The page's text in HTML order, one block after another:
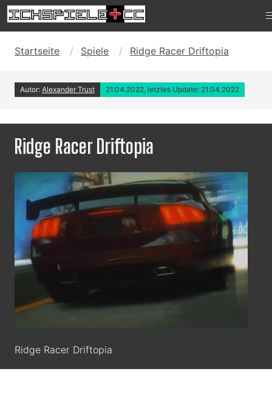
Startseite Spiele Ridge Racer Driftopia
Autor: Alexander Trust 21.04.2022, letztes Update: 21.04.2022
Ridge Racer Driftopia
Ridge Racer Driftopia